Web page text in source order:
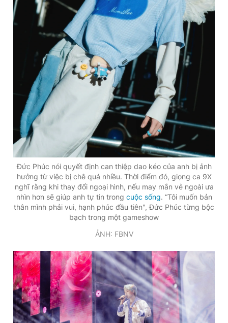
Đức Phúc nói quyết định can thiệp dao kéo của anh bị ảnh
hưởng từ việc bị chê quá nhiều. Thời điểm đó, giọng ca 9X
nghĩ rằng khi thay đổi ngoại hình, nếu may mắn vẻ ngoài ưa
nhìn hơn sẽ giúp anh tự tin trong cuộc sống. “Tôi muốn bản
thân mình phải vui, hạnh phúc đầu tiên", Đức Phúc từng bộc
bạch trong một gameshow
ẢNH: FBNV